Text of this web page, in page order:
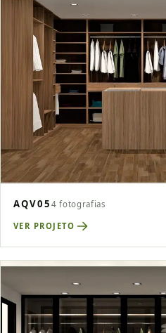
AQV05 4 fotografias
VER PROJETO